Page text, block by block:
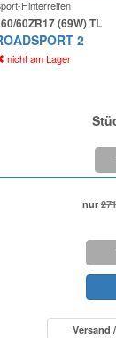
Hinterreifen
60ZR17 (69W) TL
2
nicht am Lager
nur
Versand